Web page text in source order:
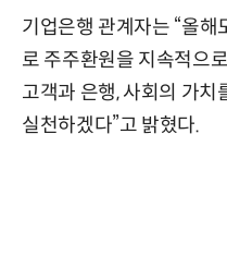
기업은행 관계자는 “올
로 주주환원을 지속적으
고객과 은행, 사회의 가
실천하겠다”고 밝혔다.